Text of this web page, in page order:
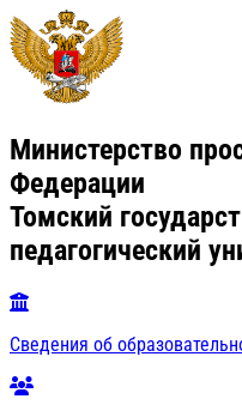
Министерство
Федерации
Томский
педагогический
Сведения об